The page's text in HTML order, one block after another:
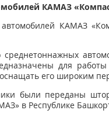
КАМАЗ
КАМАЗ
для
его широким
были переданы
в Республике